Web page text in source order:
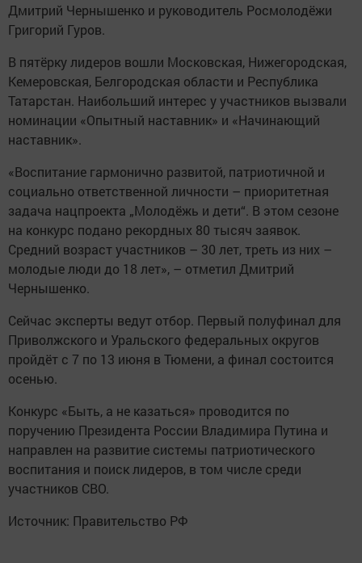
Дмитрий Чернышенко и руководитель Росмолодёжи
Григорий Гуров.
В пятёрку лидеров вошли Московская, Нижегородская,
Кемеровская, Белгородская области и Республика
Татарстан. Наибольший интерес у участников вызвали
номинации «Опытный наставник» и «Начинающий
наставник».
«Воспитание гармонично развитой, патриотичной и
социально ответственной личности – приоритетная
задача нацпроекта „Молодёжь и дети“. В этом сезоне
на конкурс подано рекордных 80 тысяч заявок.
Средний возраст участников – 30 лет, треть из них –
молодые люди до 18 лет», – отметил Дмитрий
Чернышенко.
Сейчас эксперты ведут отбор. Первый полуфинал для
Приволжского и Уральского федеральных округов
пройдёт с 7 по 13 июня в Тюмени, а финал состоится
осенью.
Конкурс «Быть, а не казаться» проводится по
поручению Президента России Владимира Путина и
направлен на развитие системы патриотического
воспитания и поиск лидеров, в том числе среди
участников СВО.
Источник: Правительство РФ